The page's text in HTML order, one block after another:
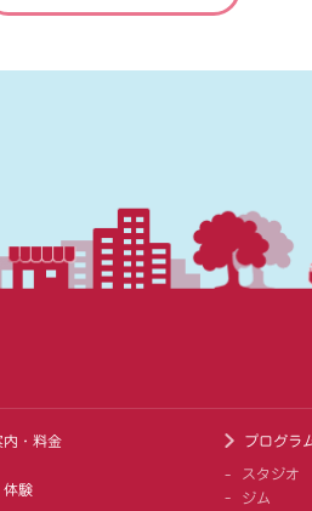
内・料金
体験
プログラ
スタジオ
ジム